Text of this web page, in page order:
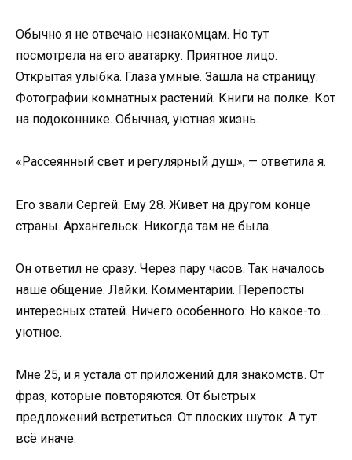
Обычно я не отвечаю незнакомцам. Но тут
посмотрела на его аватарку. Приятное лицо.
Открытая улыбка. Глаза умные. Зашла на страницу.
Фотографии комнатных растений. Книги на полке. Кот
на подоконнике. Обычная, уютная жизнь.
«Рассеянный свет и регулярный душ», — ответила я.
Его звали Сергей. Ему 28. Живет на другом конце
страны. Архангельск. Никогда там не была.
Он ответил не сразу. Через пару часов. Так началось
наше общение. Лайки. Комментарии. Перепосты
интересных статей. Ничего особенного. Но какое-то…
уютное.
Мне 25, и я устала от приложений для знакомств. От
фраз, которые повторяются. От быстрых
предложений встретиться. От плоских шуток. А тут
всё иначе.